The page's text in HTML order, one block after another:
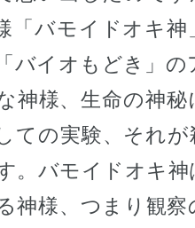
「バモイドオキ神
バイオもどき」の
神様、生命の神秘
ての実験、それが
。バモイドオキ神
神様、つまり観察